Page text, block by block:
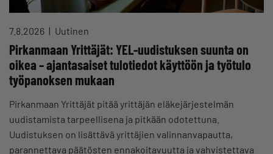
7.8.2026 Uutinen
Pirkanmaan Yrittäjät: YEL-uudistuksen suunta on
oikea – ajantasaiset tulotiedot käyttöön ja työtulo
työpanoksen mukaan
Pirkanmaan Yrittäjät pitää yrittäjän eläkejärjestelmän
uudistamista tarpeellisena ja pitkään odotettuna.
Uudistuksen on lisättävä yrittäjien valinnanvapautta,
parannettava päätösten ennakoitavuutta ja vahvistettava